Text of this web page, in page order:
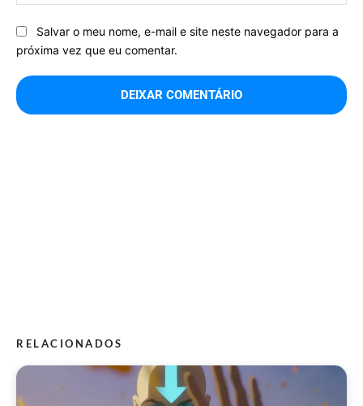
Salvar o meu nome, e-mail e site neste navegador para a
próxima vez que eu comentar.
RELACIONADOS